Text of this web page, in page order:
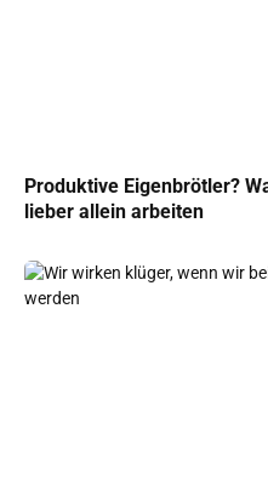
Produktive Eigenbrötler?
lieber allein arbeiten